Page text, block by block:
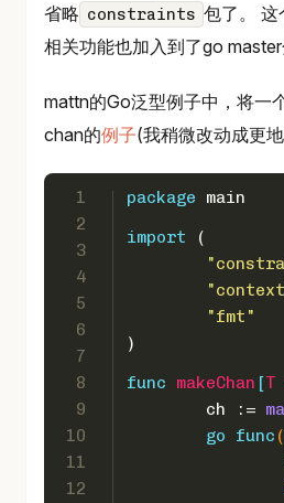
省略 constraints 包了。 这
相关功能也加入到了go master
mattn的Go泛型例子中，将一
chan的例子(我稍微改动成更
1
2
3
4
5
6
7
8
9
10
11
12
package main
import (
"fmt"
)
func
makeChan [T
	ch :=
go
func